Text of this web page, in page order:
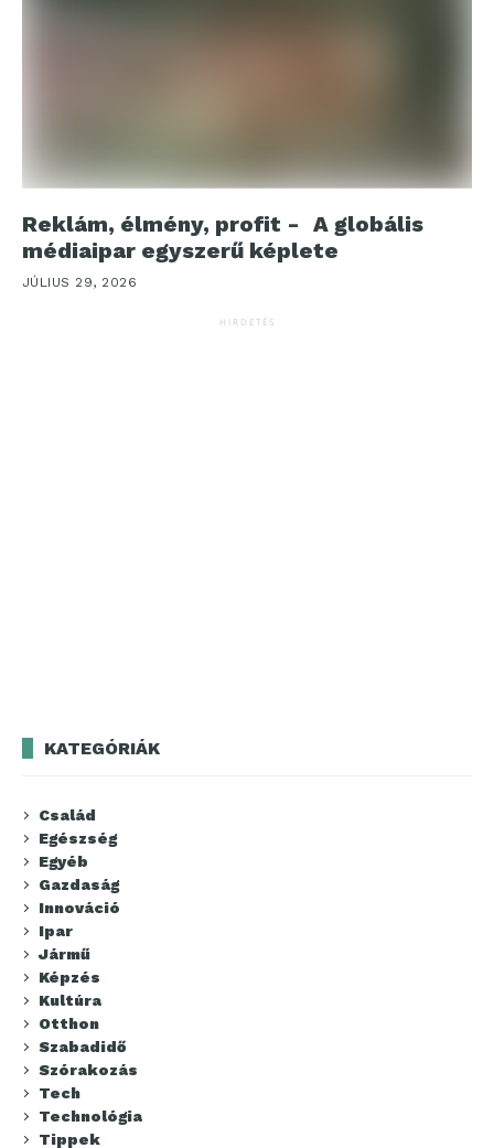
Reklám, élmény, profit - A globális
médiaipar egyszerű képlete
JÚLIUS 29, 2026
HIRDETÉS
KATEGÓRIÁK
Család
Egészség
Egyéb
Gazdaság
Innováció
Ipar
Jármű
Képzés
Kultúra
Otthon
Szabadidő
Szórakozás
Tech
Technológia
Tippek